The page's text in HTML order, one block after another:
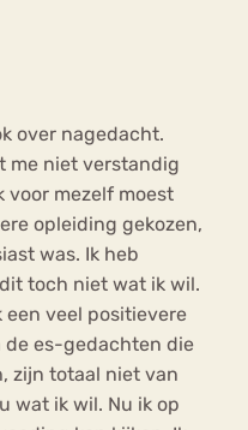
over nagedacht.
me niet verstandig
voor mezelf moest
opleiding gekozen,
was. Ik heb
toch niet wat ik wil.
een veel positievere
de es-gedachten die
zijn totaal niet van
wat ik wil. Nu ik op